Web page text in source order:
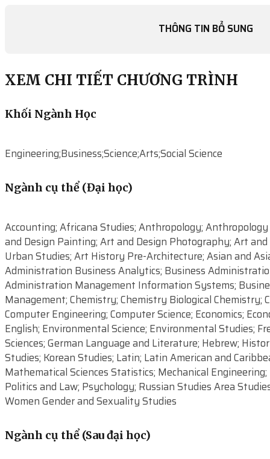
THÔNG TIN BỔ SUNG
XEM CHI TIẾT CHƯƠNG TRÌNH
Khối Ngành Học
Engineering;Business;Science;Arts;Social Science
Ngành cụ thể (Đại học)
Accounting; Africana Studies; Anthropology;
and Design Painting; Art and Design Photography; Art
Urban Studies; Art History Pre-Architecture; Asian and
Administration Business Analytics; Business
Administration Management Information Systems;
Management; Chemistry; Chemistry Biological Chemistry;
Computer Engineering; Computer Science; Economics;
English; Environmental Science; Environmental Studies;
Sciences; German Language and Literature; Hebrew;
Studies; Korean Studies; Latin; Latin American and
Mathematical Sciences Statistics; Mechanical
Politics and Law; Psychology; Russian Studies Area
Women Gender and Sexuality Studies
Ngành cụ thể (Sau đại học)